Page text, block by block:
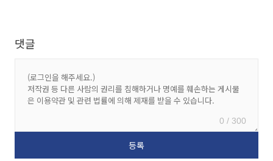
댓글
0 / 300